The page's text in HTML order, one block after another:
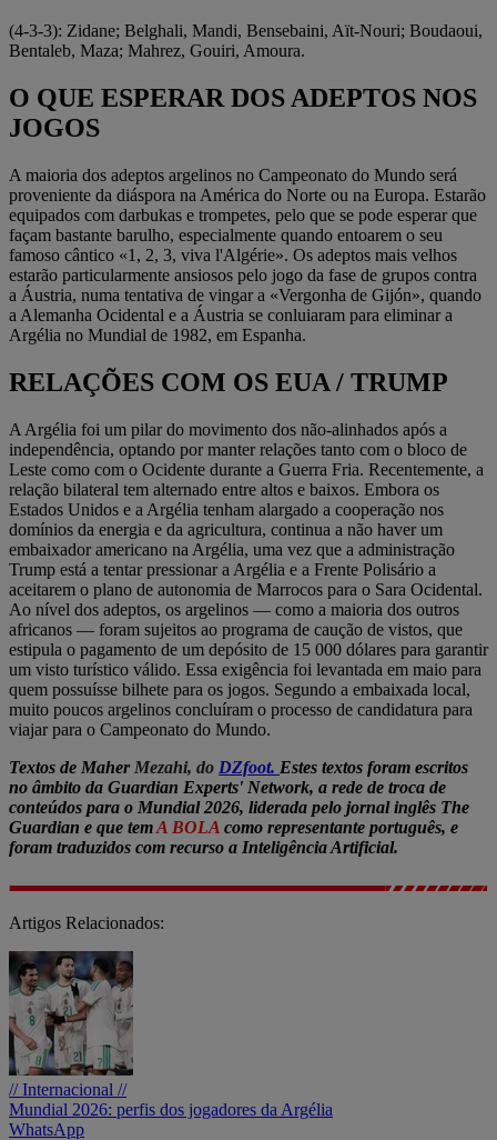
(4-3-3): Zidane; Belghali, Mandi, Bensebaini, Aït-Nouri; Boudaoui,
Bentaleb, Maza; Mahrez, Gouiri, Amoura.
O QUE ESPERAR DOS ADEPTOS NOS
JOGOS
A maioria dos adeptos argelinos no Campeonato do Mundo será
proveniente da diáspora na América do Norte ou na Europa. Estarão
equipados com darbukas e trompetes, pelo que se pode esperar que
façam bastante barulho, especialmente quando entoarem o seu
famoso cântico «1, 2, 3, viva l'Algérie». Os adeptos mais velhos
estarão particularmente ansiosos pelo jogo da fase de grupos contra
a Áustria, numa tentativa de vingar a «Vergonha de Gijón», quando
a Alemanha Ocidental e a Áustria se conluiaram para eliminar a
Argélia no Mundial de 1982, em Espanha.
RELAÇÕES COM OS EUA / TRUMP
A Argélia foi um pilar do movimento dos não-alinhados após a
independência, optando por manter relações tanto com o bloco de
Leste como com o Ocidente durante a Guerra Fria. Recentemente, a
relação bilateral tem alternado entre altos e baixos. Embora os
Estados Unidos e a Argélia tenham alargado a cooperação nos
domínios da energia e da agricultura, continua a não haver um
embaixador americano na Argélia, uma vez que a administração
Trump está a tentar pressionar a Argélia e a Frente Polisário a
aceitarem o plano de autonomia de Marrocos para o Sara Ocidental.
Ao nível dos adeptos, os argelinos — como a maioria dos outros
africanos — foram sujeitos ao programa de caução de vistos, que
estipula o pagamento de um depósito de 15 000 dólares para garantir
um visto turístico válido. Essa exigência foi levantada em maio para
quem possuísse bilhete para os jogos. Segundo a embaixada local,
muito poucos argelinos concluíram o processo de candidatura para
viajar para o Campeonato do Mundo.
Textos de Maher Mezahi, do DZfoot. Estes textos foram escritos
no âmbito da Guardian Experts' Network, a rede de troca de
conteúdos para o Mundial 2026, liderada pelo jornal inglês The
Guardian e que temA BOLA como representante português, e
foram traduzidos com recurso a Inteligência Artificial.
Artigos Relacionados:
// Internacional //
Mundial 2026: perfis dos jogadores da Argélia
WhatsApp